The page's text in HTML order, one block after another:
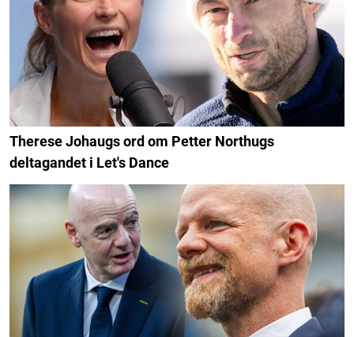
Therese Johaugs ord om Petter Northugs
deltagandet i Let's Dance